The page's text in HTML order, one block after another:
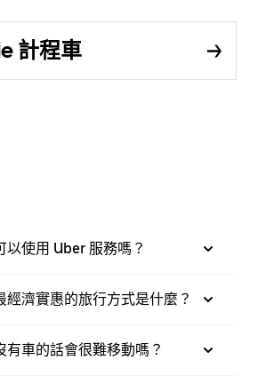
計程車
使用 Uber 服務嗎？
濟實惠的旅行方式是什麼？
車的話會很難移動嗎？